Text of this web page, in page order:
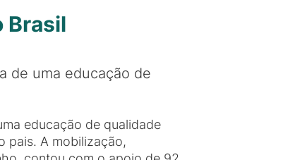
Brasil
de uma educação de
educação de qualidade
pais. A mobilização,